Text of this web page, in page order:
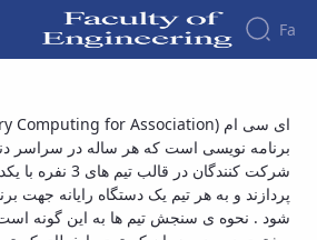
Fa
برنامه نویسی است که هر ساله در سراسر
شرکت کنندگان در
پردازند و به هر تیم یک دستگاه رایانه جهت
شود . نحوه ی سنجش تیم ها به این گونه